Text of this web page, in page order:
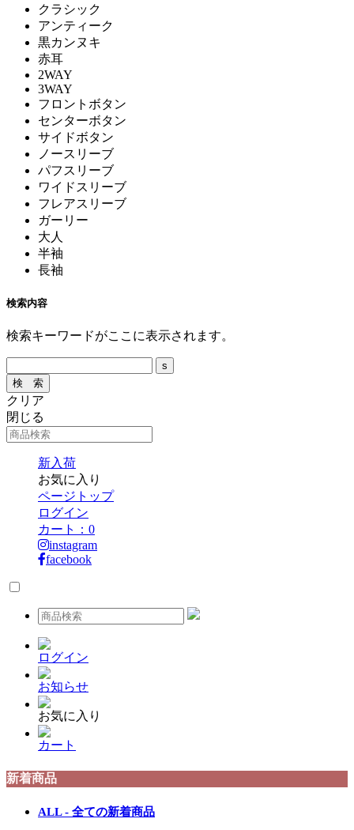
クラシック
アンティーク
黒カンヌキ
赤耳
2WAY
3WAY
フロントボタン
センターボタン
サイドボタン
ノースリーブ
パフスリーブ
ワイドスリーブ
フレアスリーブ
ガーリー
大人
半袖
長袖
検索内容
検索キーワードがここに表示されます。
クリア
閉じる
新入荷
お気に入り
ページトップ
ログイン
カート： 0
instagram
facebook
ログイン
お知らせ
お気に入り
カート
新着商品
ALL - 全ての新着商品